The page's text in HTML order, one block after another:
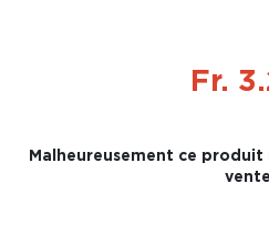
Fr.
Malheureusement ce
vente